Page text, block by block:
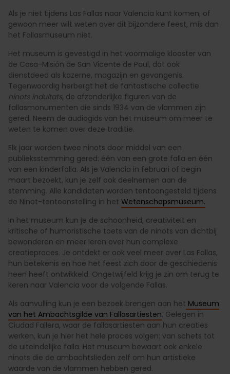
Als je niet tijdens Las Fallas naar Valencia kunt komen, of
gewoon meer wilt weten over dit bijzondere feest, mis dan
het Fallasmuseum niet.
Het museum is gevestigd in het voormalige klooster van
de Casa-Misión de San Vicente de Paul, dat ook
dienstdeed als kazerne, magazijn en gevangenis.
Tegenwoordig herbergt het de fantastische collectie
ninots indultats, de afzonderlijke figuren van de
fallasmonumenten die sinds 1934 van de vlammen zijn
gered. Neem de audiogids van het museum om meer te
weten te komen over deze traditie.
Elk jaar worden twee ninots door middel van een
publieksstemming gered: één van een grote falla en één
van een kinderfalla. Als je Valencia in februari of begin
maart bezoekt, kun je zelf ook deelnemen aan de
stemming. Alle kandidaten worden tentoongesteld tijdens
de Ninot-tentoonstelling in het Wetenschapsmuseum.
In het museum kun je de schoonheid, creativiteit en
kritische of humoristische toets van de ninots van dichtbij
bewonderen en meer leren over hun complexe
creatieproces. Je ontdekt er ook veel meer over Las Fallas,
hun betekenis en hoe het feest zich door de geschiedenis
heen heeft ontwikkeld. Ongetwijfeld krijg je zin om terug te
keren naar Valencia voor de volgende Fallas.
Als aanvulling kun je een bezoek brengen aan het Museum
van het Ambachtsgilde van Fallasartiesten. Gelegen in
Ciudad Fallera, waar de fallasartiesten aan hun creaties
werken, kun je hier het hele proces volgen: van schets tot
de uiteindelijke falla. Het museum bewaart ook enkele
ninots die de ambachtslieden zelf om hun artistieke
waarde van de vlammen hebben gered.